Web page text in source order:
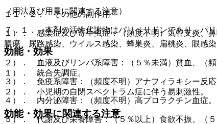
１１．２． その他の副作用
１）． 感染症及び寄生虫症：（頻度不明）気管支炎、
膿瘍、尿路感染、ウイルス感染、蜂巣炎、扁桃炎、眼感
２）． 血液及びリンパ系障害：（５％未満）貧血、（
３）． 免疫系障害：（頻度不明）アナフィラキシー反応
４）． 内分泌障害：（頻度不明）高プロラクチン血症。
５）． 代謝及び栄養障害：（５％以上）食欲不振、（
（用法及び用量に関連する注意）
７．１． 本剤の活性代謝物はパリペリドンであり、パ
効能・効果
１）． 統合失調症。
２）． 小児期の自閉スペクトラム症に伴う易刺激性。
効能・効果に関連する注意